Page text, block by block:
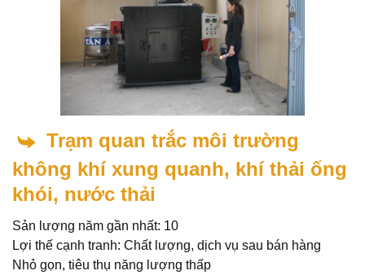
Trạm quan trắc môi trường
không khí xung quanh, khí thải ống
khói, nước thải
Sản lượng năm gần nhất: 10
Lợi thế cạnh tranh: Chất lượng, dịch vụ sau bán hàng
Nhỏ gọn, tiêu thụ năng lượng thấp